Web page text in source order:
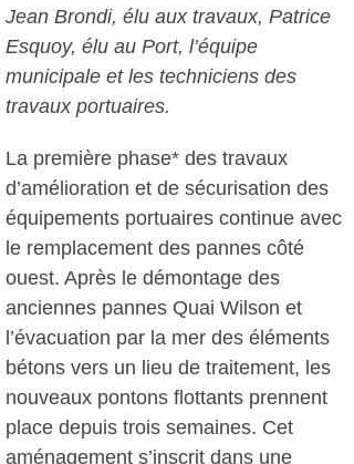
Jean Brondi, élu aux travaux, Patrice
Esquoy, élu au Port, l’équipe
municipale et les techniciens des
travaux portuaires.
La première phase* des travaux
d’amélioration et de sécurisation des
équipements portuaires continue avec
le remplacement des pannes côté
ouest. Après le démontage des
anciennes pannes Quai Wilson et
l’évacuation par la mer des éléments
bétons vers un lieu de traitement, les
nouveaux pontons flottants prennent
place depuis trois semaines. Cet
aménagement s’inscrit dans une